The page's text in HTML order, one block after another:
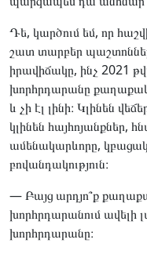
Դե, կարծում եմ, որ
շատ տարբեր պաշտոններ
իրավիճակը, ինչ 2021
խորհրդարանը
և չի էլ լինի։ Կլինեն
կլինեն հայհոյանքներ,
ամենակարևորը,
բովանդակություն։
— Բայց արդյո՞ք
խորհրդարանում ավելի
խորհրդարանը։